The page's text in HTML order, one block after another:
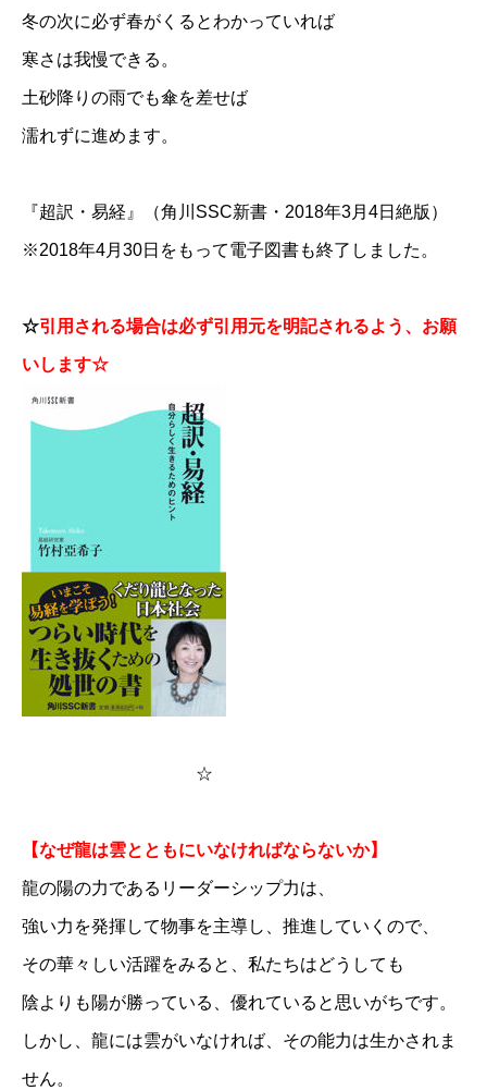
冬の次に必ず春がくるとわかっていれば
寒さは我慢できる。
土砂降りの雨でも傘を差せば
濡れずに進めます。
『超訳・易経』（角川SSC新書・2018年3月4日絶版）
※2018年4月30日をもって電子図書も終了しました。
☆引用される場合は必ず引用元を明記されるよう、お願
いします☆
☆
【なぜ龍は雲とともにいなければならないか】
龍の陽の力であるリーダーシップ力は、
強い力を発揮して物事を主導し、推進していくので、
その華々しい活躍をみると、私たちはどうしても
陰よりも陽が勝っている、優れていると思いがちです。
しかし、龍には雲がいなければ、その能力は生かされま
せん。